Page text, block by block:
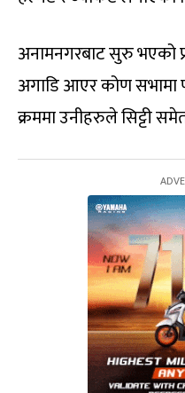
अनामनगरबाट सुरु भएको
अगाडि आएर कोण सभामा
क्रममा उनीहरुले सिट्टी